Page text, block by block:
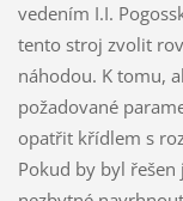
vedením I.I.
tento stroj zvolit
náhodou. K tomu,
požadované
opatřit křídlem s
Pokud by byl